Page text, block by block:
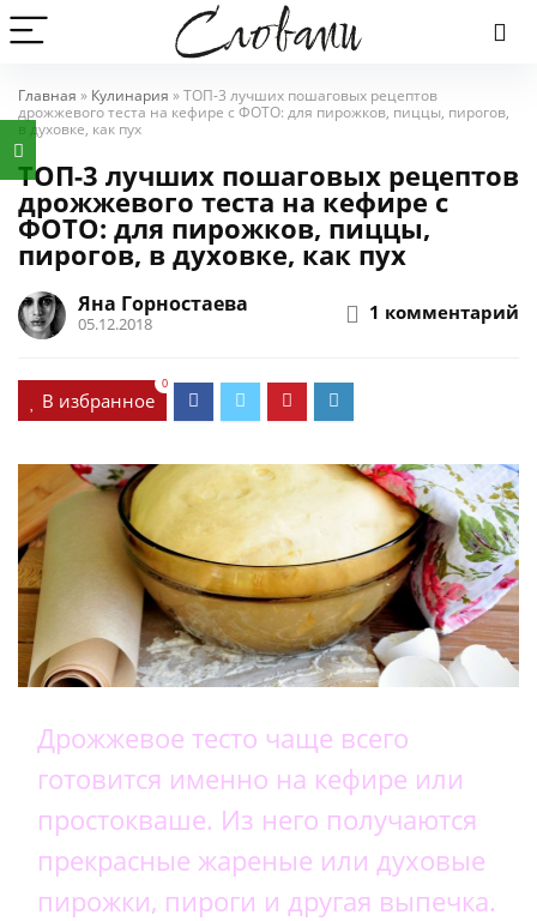
Главная » Кулинария »ТОП-3 лучших пошаговых рецептов
дрожжевого теста на кефире с ФОТО: для пирожков, пиццы, пирогов,
в духовке, как пух
ТОП-3 лучших пошаговых рецептов
дрожжевого теста на кефире с
ФОТО: для пирожков, пиццы,
пирогов, в духовке, как пух
Яна Горностаева
05.12.2018 1 комментарий
В избранное
0
Дрожжевое тесто чаще всего
готовится именно на кефире или
простокваше. Из него получаются
прекрасные жареные или духовые
пирожки, пироги и другая выпечка.